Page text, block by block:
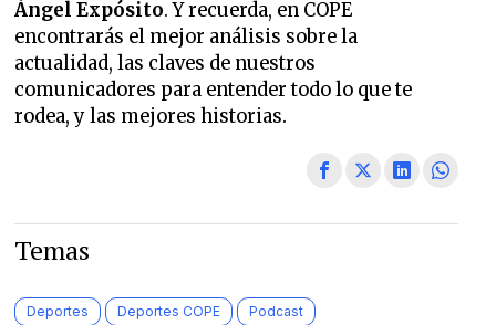
Ángel Expósito. Y recuerda, en COPE
encontrarás el mejor análisis sobre la
actualidad, las claves de nuestros
comunicadores para entender todo lo que te
rodea, y las mejores historias.
Temas
Deportes Deportes COPE Podcast